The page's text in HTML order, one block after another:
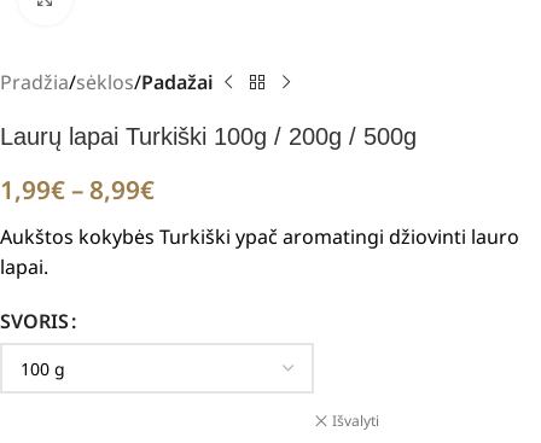
Pradžia sėklos Padažai
Laurų lapai Turkiški 100g / 200g / 500g
1,99€–8,99€
Aukštos kokybės Turkiški ypač aromatingi džiovinti lauro
lapai.
SVORIS
Išvalyti